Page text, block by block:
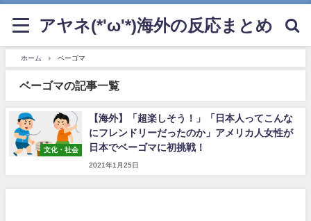
アヤネ(*'ω'*)海外の反応まとめ
ホーム ベーゴマ
ベーゴマの記事一覧
文化・社会
【海外】「超楽しそう！」「日本人ってこんな
にフレンドリーだったのか」アメリカ人女性が
日本でベーゴマに初挑戦！
2021年1月25日